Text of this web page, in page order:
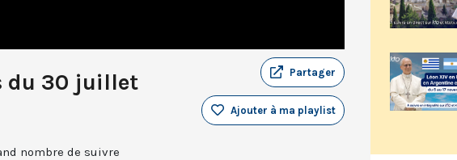
du 30 juillet
Partager
Ajouter à ma playlist
nombre de suivre